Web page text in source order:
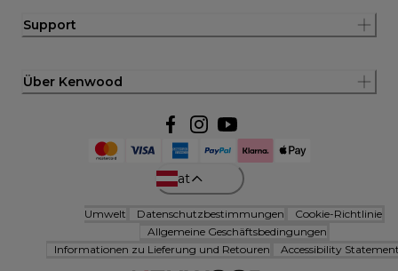
Support
Über Kenwood
at
Umwelt Datenschutzbestimmungen
Cookie-Richtlinie
Allgemeine Geschäftsbedingungen
Informationen zu Lieferung und Retouren
Accessibility